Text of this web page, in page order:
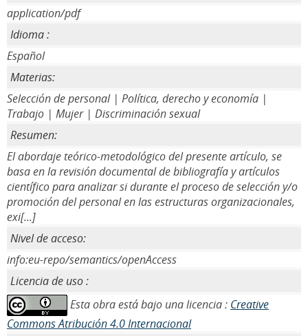
application/pdf
Idioma :
Español
Materias:
Selección de personal | Política, derecho y economía |
Trabajo | Mujer | Discriminación sexual
Resumen:
El abordaje teórico-metodológico del presente artículo, se
basa en la revisión documental de bibliografía y artículos
científico para analizar si durante el proceso de selección y/o
promoción del personal en las estructuras organizacionales,
exi[...]
Nivel de acceso:
info:eu-repo/semantics/openAccess
Licencia de uso :
Esta obra está bajo una licencia : Creative
Commons Atribución 4.0 Internacional